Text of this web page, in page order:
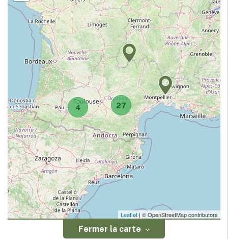
4 27
Leaflet | © OpenStreetMap contributors
Fermer la carte